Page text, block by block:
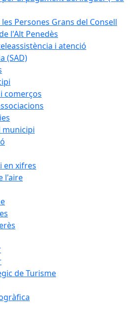
Persones Grans del Consell
l'Alt Penedès
i atenció
(SAD)
comerços
en xifres
l'aire
de Turisme